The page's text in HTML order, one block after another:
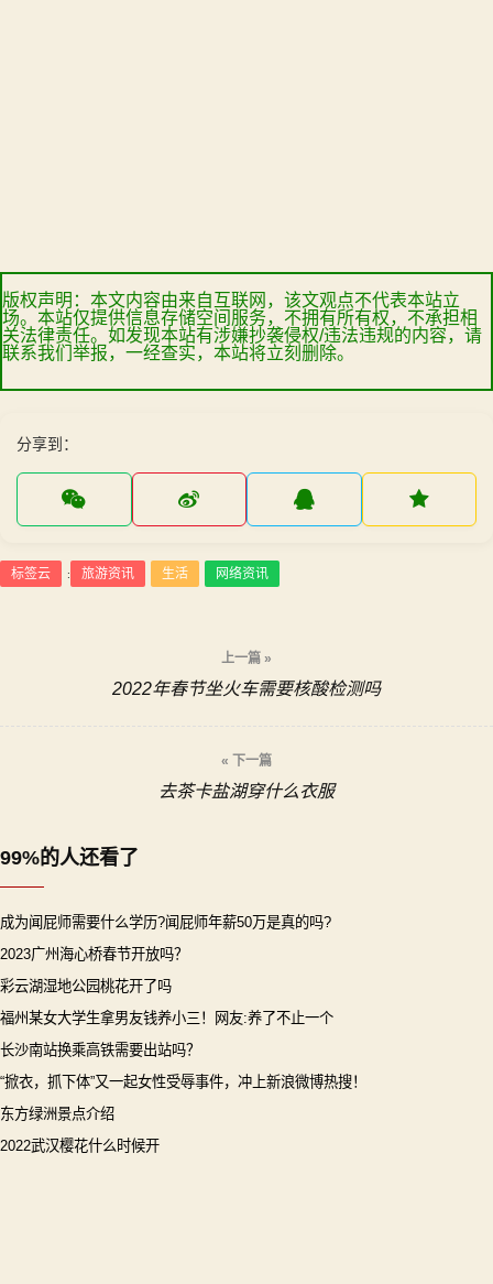
版权声明：本文内容由来自互联网，该文观点不代表本站立
场。本站仅提供信息存储空间服务，不拥有所有权，不承担相
关法律责任。如发现本站有涉嫌抄袭侵权/违法违规的内容，请
联系我们举报，一经查实，本站将立刻删除。
分享到：
标签云 : 旅游资讯 生活 网络资讯
上一篇 »
2022年春节坐火车需要核酸检测吗
« 下一篇
去茶卡盐湖穿什么衣服
99%的人还看了
成为闻屁师需要什么学历?闻屁师年薪50万是真的吗?
2023广州海心桥春节开放吗？
彩云湖湿地公园桃花开了吗
福州某女大学生拿男友钱养小三！网友:养了不止一个
长沙南站换乘高铁需要出站吗？
“掀衣，抓下体”又一起女性受辱事件，冲上新浪微博热搜！
东方绿洲景点介绍
2022武汉樱花什么时候开